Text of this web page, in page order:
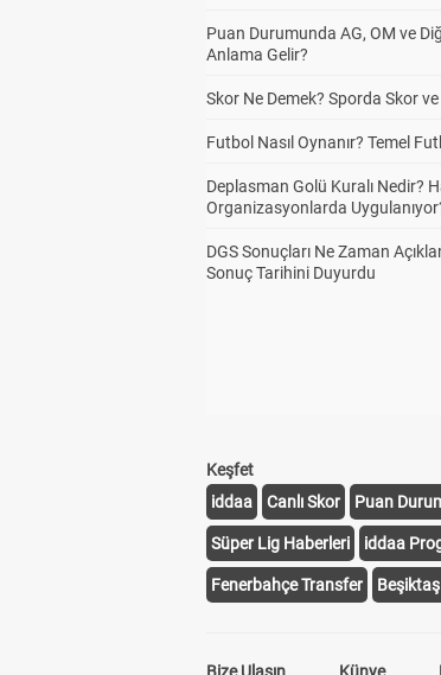
Puan Durumunda AG, OM ve
Anlama Gelir?
Skor Ne Demek? Sporda Skor
Futbol Nasıl Oynanır? Temel
Deplasman Golü Kuralı Nedir?
Organizasyonlarda
DGS Sonuçları Ne Zaman
Sonuç Tarihini Duyurdu
Keşfet
iddaa
Canlı Skor Puan
Süper Lig Haberleri iddaa
Fenerbahçe Transfer